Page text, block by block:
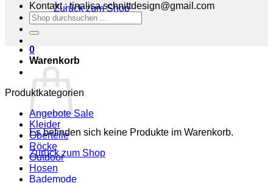
Zurück zum Shop
0
Warenkorb
Es befinden sich keine Produkte im Warenkorb.
Zurück zum Shop
Kontakt : tinalisa.schnittdesign@gmail.com
Suchen
nach:
Produktkategorien
Angebote Sale
Kleider
Oberteile
Röcke
Outdoor
Hosen
Bademode